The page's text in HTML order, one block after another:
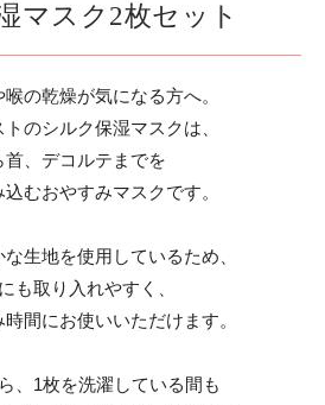
マスク2枚セット
の乾燥が気になる方へ。
のシルク保湿マスクは、
首、デコルテまでを
むおやすみマスクです。
生地を使用しているため、
も取り入れやすく、
間にお使いいただけます。
、1枚を洗濯している間も